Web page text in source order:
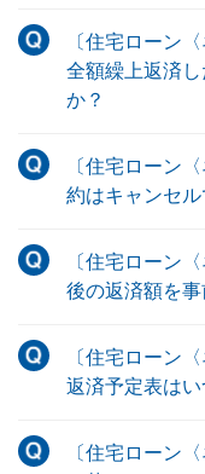
〔住宅ローン
全額繰上返済
か？
〔住宅ローン
約はキャンセル
〔住宅ローン
後の返済額を
〔住宅ローン
返済予定表は
〔住宅ローン